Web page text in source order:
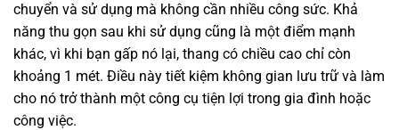
chuyển và sử dụng mà không cần nhiều công sức. Khả
năng thu gọn sau khi sử dụng cũng là một điểm mạnh
khác, vì khi bạn gấp nó lại, thang có chiều cao chỉ còn
khoảng 1 mét. Điều này tiết kiệm không gian lưu trữ và làm
cho nó trở thành một công cụ tiện lợi trong gia đình hoặc
công việc.